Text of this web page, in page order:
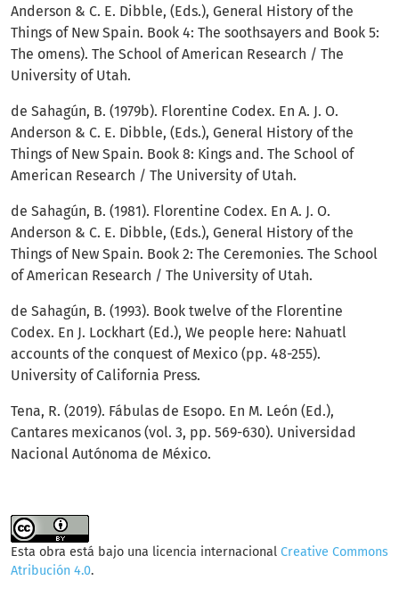
Anderson & C. E. Dibble, (Eds.), General History of the
Things of New Spain. Book 4: The soothsayers and Book 5:
The omens). The School of American Research / The
University of Utah.
de Sahagún, B. (1979b). Florentine Codex. En A. J. O.
Anderson & C. E. Dibble, (Eds.), General History of the
Things of New Spain. Book 8: Kings and. The School of
American Research / The University of Utah.
de Sahagún, B. (1981). Florentine Codex. En A. J. O.
Anderson & C. E. Dibble, (Eds.), General History of the
Things of New Spain. Book 2: The Ceremonies. The School
of American Research / The University of Utah.
de Sahagún, B. (1993). Book twelve of the Florentine
Codex. En J. Lockhart (Ed.), We people here: Nahuatl
accounts of the conquest of Mexico (pp. 48-255).
University of California Press.
Tena, R. (2019). Fábulas de Esopo. En M. León (Ed.),
Cantares mexicanos (vol. 3, pp. 569-630). Universidad
Nacional Autónoma de México.
Esta obra está bajo una licencia internacional Creative Commons
Atribución 4.0.